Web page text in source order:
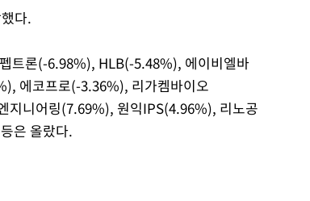
다.
트론(-6.98%), HLB(-5.48%), 에이비엘바
에코프로(-3.36%), 리가켐바이오
지니어링(7.69%), 원익IPS(4.96%), 리노공
은 올랐다.